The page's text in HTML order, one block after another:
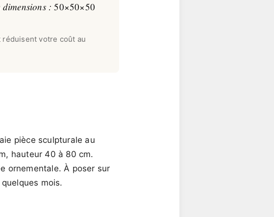
dimensions :50×50×50
réduisent votre coût au
pièce sculpturale au
hauteur 40 à 80 cm.
ornementale. À poser sur
mois.